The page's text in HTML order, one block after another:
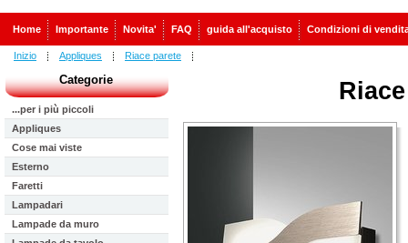
Home Importante Novita' FAQ guida all'acquisto Condizioni di
Inizio Appliques Riace parete
Categorie
...per i più piccoli
Appliques
Cose mai viste
Esterno
Faretti
Lampadari
Lampade da muro